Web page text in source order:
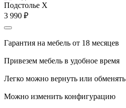
Подстолье X
3 990 ₽
Гарантия на мебель от 18 месяцев
Привезем мебель в удобное время
Легко можно вернуть или обменять
Можно изменить конфигурацию